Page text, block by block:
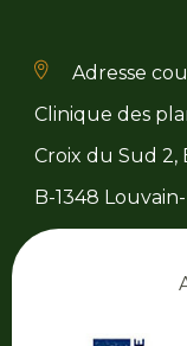
Adresse
Clinique des
Croix du Sud 2,
B-1348